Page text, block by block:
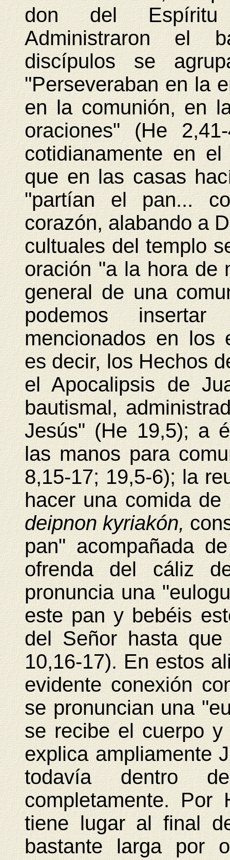
don del Espíritu
Administraron el
discípulos se
"Perseveraban en la
en la comunión, en
oraciones" (He
cotidianamente en
que en las casas
"partían el pan...
corazón, alabando a
cultuales del templo
oración "a la hora de
general de una
podemos
mencionados en los
es decir, los Hechos
el Apocalipsis de
bautismal,
Jesús" (He 19,5); a
las manos para
8,15-17; 19,5-6); la
hacer una comida
deipnon kyriakón,
pan" acompañada
ofrenda del cáliz
pronuncia una
este pan y bebéis
del Señor hasta
10,16-17). En estos
evidente conexión
se pronuncian una
se recibe el cuerpo
explica ampliamente
todavía dentro
completamente.
tiene lugar al final
bastante larga por